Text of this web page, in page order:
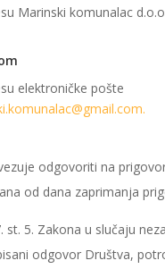
Marinski komunalac
elektroničke pošte
odgovoriti na
od dana zaprimanja
st. 5. Zakona u slučaju
odgovor Društva,